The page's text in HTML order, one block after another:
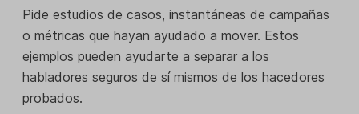
Pide estudios de casos, instantáneas de campañas
o métricas que hayan ayudado a mover. Estos
ejemplos pueden ayudarte a separar a los
habladores seguros de sí mismos de los hacedores
probados.